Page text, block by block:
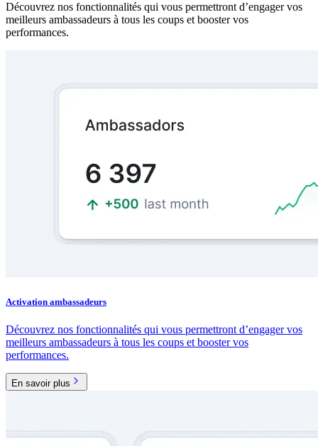
Découvrez nos fonctionnalités qui vous permettront d’engager vos
meilleurs ambassadeurs à tous les coups et booster vos
performances.
Activation ambassadeurs
Découvrez nos fonctionnalités qui vous permettront d’engager vos
meilleurs ambassadeurs à tous les coups et booster vos
performances.
En savoir plus